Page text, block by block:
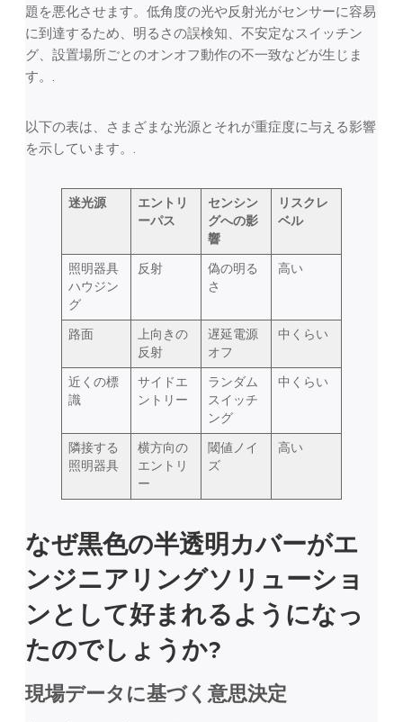
題を悪化させます。低角度の光や反射光がセンサーに容易
に到達するため、明るさの誤検知、不安定なスイッチン
グ、設置場所ごとのオンオフ動作の不一致などが生じま
す。.
以下の表は、さまざまな光源とそれが重症度に与える影響
を示しています。.
迷光源
エントリ
ーパス
センシン
グへの影
響
リスクレ
ベル
照明器具
ハウジン
グ
反射
偽の明る
さ
高い
路面
上向きの
反射
遅延電源
オフ
中くらい
近くの標
識
サイドエ
ントリー
ランダム
スイッチ
ング
中くらい
隣接する
照明器具
横方向の
エントリ
ー
閾値ノイ
ズ
高い
なぜ黒色の半透明カバーがエ
ンジニアリングソリューショ
ンとして好まれるようになっ
たのでしょうか?
現場データに基づく意思決定